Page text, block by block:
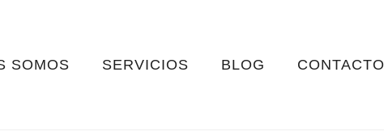
SOMOS SERVICIOS BLOG CONTACTO